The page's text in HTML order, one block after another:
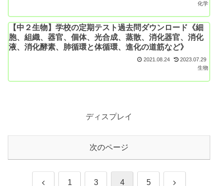
化学
【中２生物】学校の定期テスト過去問ダウンロード《細
胞、組織、器官、個体、光合成、蒸散、消化器官、消化
液、消化酵素、肺循環と体循環、進化の道筋など》
2021.08.24
2023.07.29
生物
ディスプレイ
次のページ
前 1 3 4 5 次